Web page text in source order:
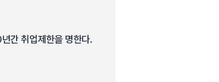
간 취업제한을 명한다.